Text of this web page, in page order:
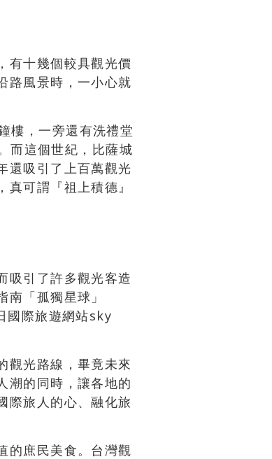
有十幾個較具觀光價
路風景時，一小心就
樓，一旁還有洗禮堂
而這個世紀，比薩城
還吸引了上百萬觀光
可謂『祖上積德』
吸引了許多觀光客造
「孤獨星球」
國際旅遊網站sky
觀光路線，畢竟未來
潮的同時，讓各地的
際旅人的心、融化旅
的庶民美食。台灣觀